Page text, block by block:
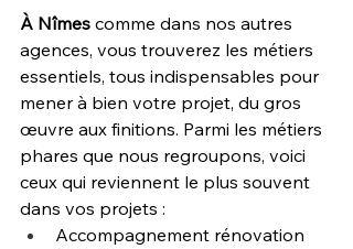
À Nîmes comme dans nos autres
agences, vous trouverez les métiers
essentiels, tous indispensables pour
mener à bien votre projet, du gros
œuvre aux finitions. Parmi les métiers
phares que nous regroupons, voici
ceux qui reviennent le plus souvent
dans vos projets :
Accompagnement rénovation